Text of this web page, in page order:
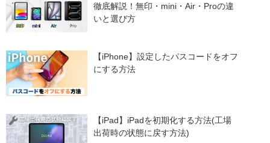
徹底解説！無印・mini・Air・Proの違
いと選び方
【iPhone】設定したパスコードをオフ
にする方法
【iPad】iPadを初期化する方法(工場
出荷時の状態に戻す方法)